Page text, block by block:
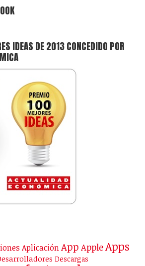
IDEAS DE 2013 CONCEDIDO POR
Aplicación App AppleApps
Descargas